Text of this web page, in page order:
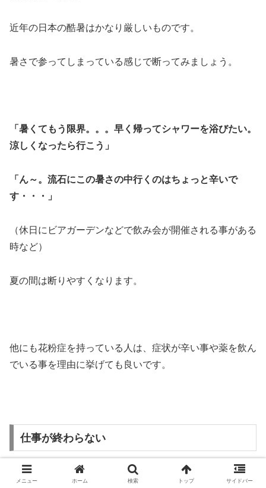
近年の日本の酷暑はかなり厳しいものです。
暑さで参ってしまっている感じで断ってみましょう。
「暑くてもう限界。。。早く帰ってシャワーを浴びたい。
涼しくなったら行こう」
「ん～。流石にこの暑さの中行くのはちょっと辛いで
す・・・」
（休日にビアガーデンなどで飲み会が開催される事がある
時など）
夏の間は断りやすくなります。
他にも花粉症を持っている人は、症状が辛い事や薬を飲ん
でいる事を理由に挙げても良いです。
仕事が終わらない
仕事の忙しさから残業を理由に断る方法です。単に「残業
メニュー ホーム 検索 トップ サイドバー